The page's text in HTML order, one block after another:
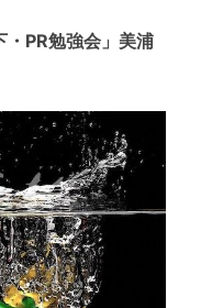
・PR勉強会」美浦